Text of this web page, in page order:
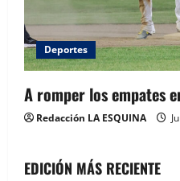
Deportes
A romper los empates
Redacción LA ESQUINA
EDICIÓN MÁS RECIENTE